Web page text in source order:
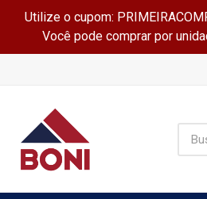
Utilize o cupom:
Você pode comprar por